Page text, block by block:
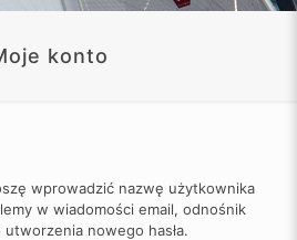
konto
wprowadzić nazwę użytkownika
w wiadomości email, odnośnik
nowego hasła.